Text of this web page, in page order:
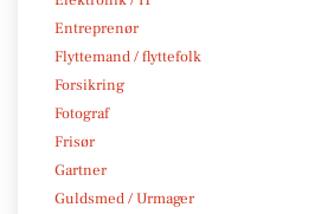
Entreprenør
Flyttemand / flyttefolk
Forsikring
Fotograf
Frisør
Gartner
Guldsmed / Urmager